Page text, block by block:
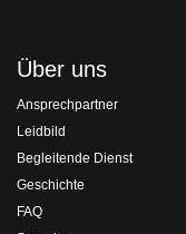
Über uns
Ansprechpartner
Leidbild
Begleitende Dienst
Geschichte
FAQ